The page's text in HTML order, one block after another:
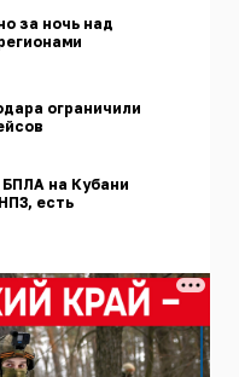
за ночь над
ограничили
БПЛА на Кубани
есть